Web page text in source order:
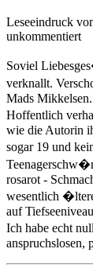
Leseeindruck
unkommentiert
Soviel
verknallt.
Mads
Hoffentlich
wie die Autorin
sogar 19 und
rosarot -
wesentlich
auf
Ich habe echt
anspruchslosen,